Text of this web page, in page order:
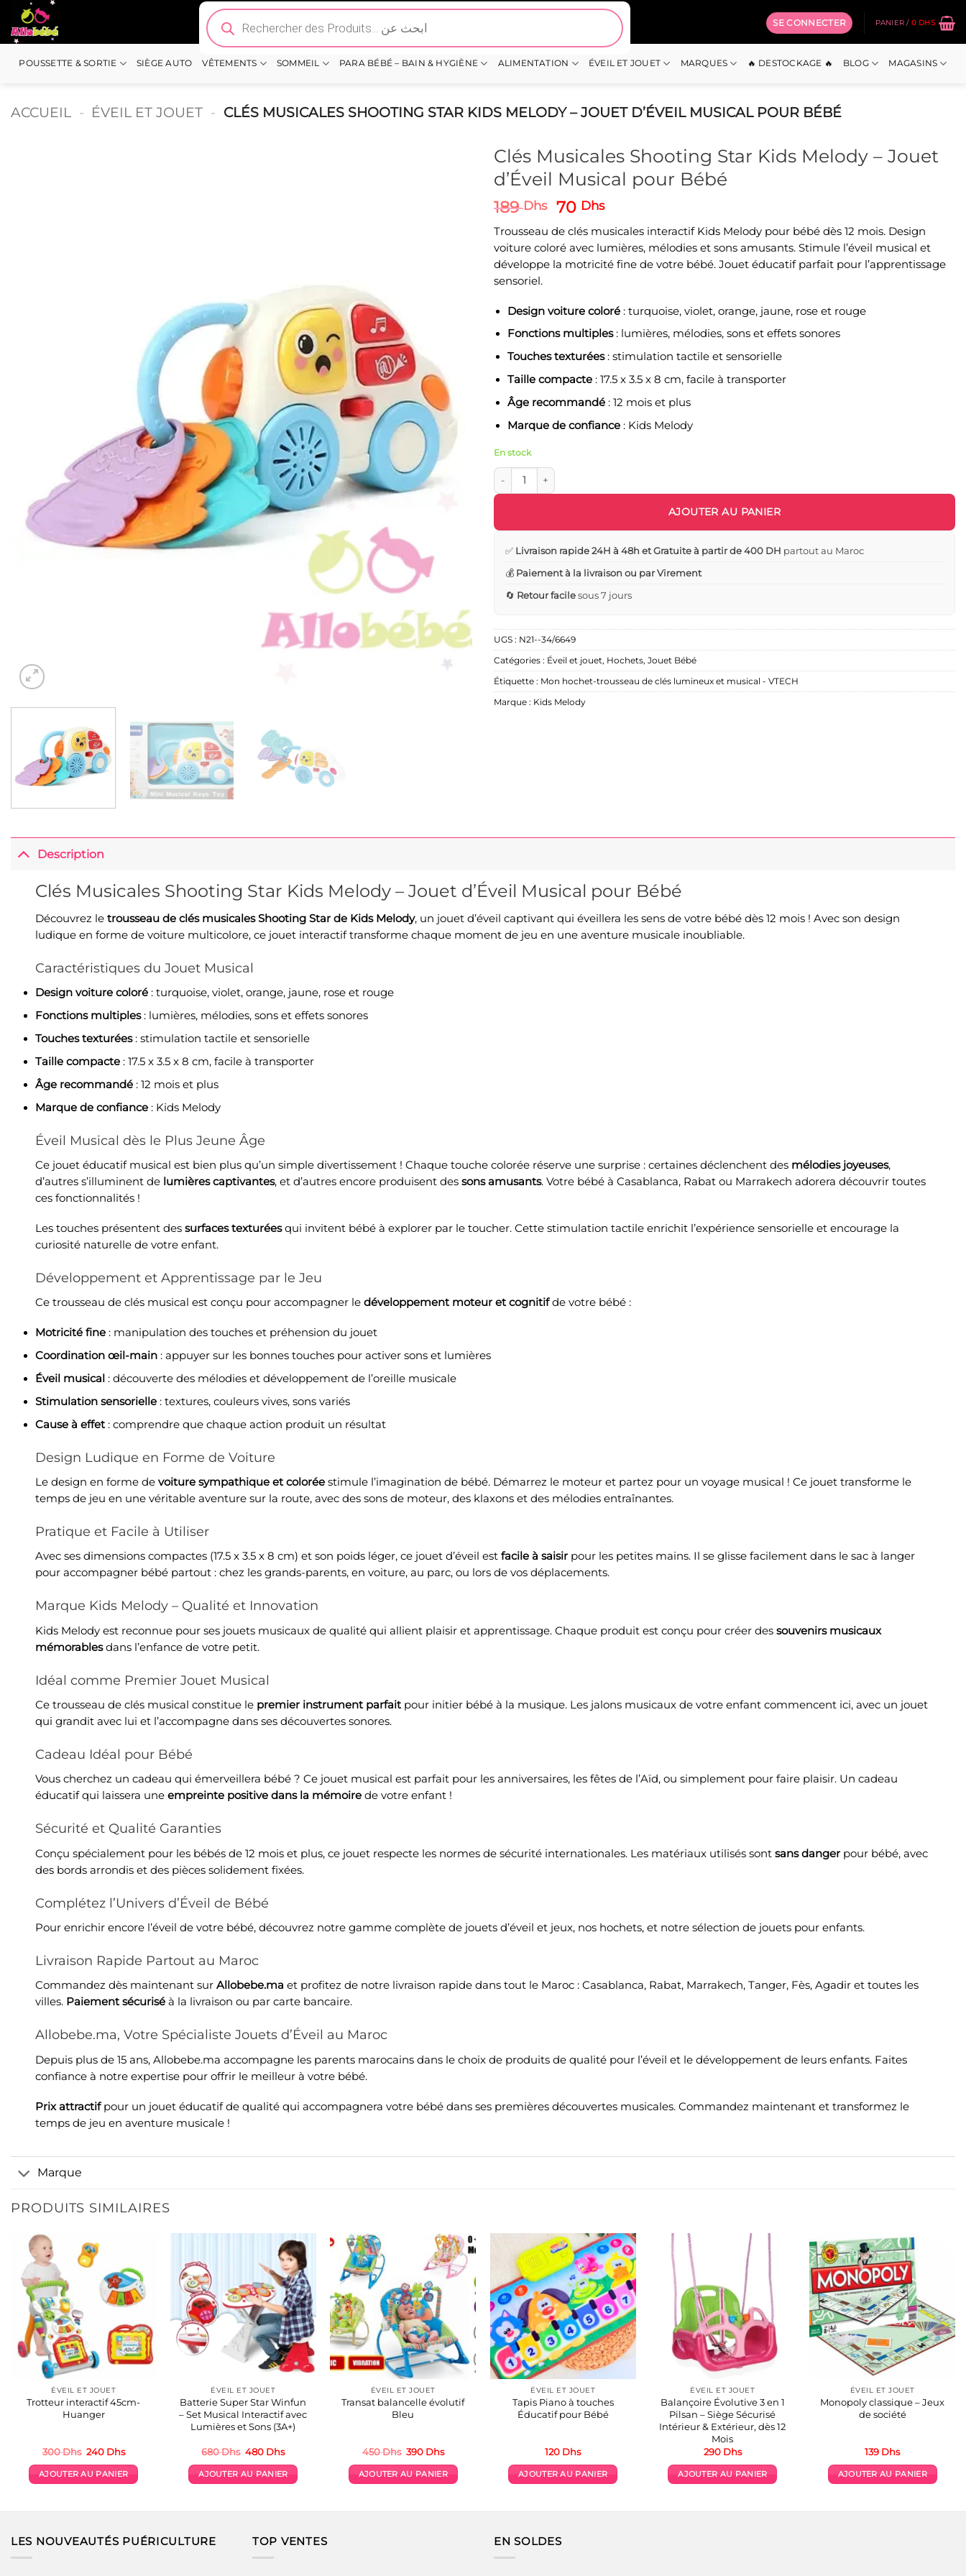
Passer
au
contenu
Recherche
de
produits
SE CONNECTER PANIER / 0 DHS
POUSSETTE & SORTIE SIÈGE AUTO VÊTEMENTS SOMMEIL PARA BÉBÉ – BAIN & HYGIÈNE ALIMENTATION ÉVEIL ET JOUET MARQUES 🔥 DESTOCKAGE 🔥 BLOG MAGASINS
ACCUEIL - ÉVEIL ET JOUET - CLÉS MUSICALES SHOOTING STAR KIDS MELODY – JOUET D’ÉVEIL MUSICAL POUR BÉBÉ
Clés Musicales Shooting Star Kids Melody – Jouet
d’Éveil Musical pour Bébé
189Dhs
Le
prix
initial
était :
189 Dhs.
70 DhsLe
prix
actuel
est :
70 Dhs.
Trousseau de clés musicales interactif Kids Melody pour bébé dès 12 mois. Design
voiture coloré avec lumières, mélodies et sons amusants. Stimule l’éveil musical et
développe la motricité fine de votre bébé. Jouet éducatif parfait pour l’apprentissage
sensoriel.
Design voiture coloré : turquoise, violet, orange, jaune, rose et rouge
Fonctions multiples: lumières, mélodies, sons et effets sonores
Touches texturées: stimulation tactile et sensorielle
Taille compacte : 17.5 x 3.5 x 8 cm, facile à transporter
Âge recommandé : 12 mois et plus
Marque de confiance : Kids Melody
En stock
quantité de Clés Musicales Shooting Star Kids Melody - Jouet d'Éveil Musical pour Bébé
AJOUTER AU PANIER
✅ Livraison rapide 24H à 48h et Gratuite à partir de 400 DH partout au Maroc
💰 Paiement à la livraison ou par Virement
🔄 Retour facilesous 7 jours
UGS : N21--34/6649
Catégories : Éveil et jouet, Hochets, Jouet Bébé
Étiquette : Mon hochet-trousseau de clés lumineux et musical - VTECH
Marque : Kids Melody
Description
Clés Musicales Shooting Star Kids Melody – Jouet d’Éveil Musical pour Bébé
Découvrez le trousseau de clés musicales Shooting Star de Kids Melody, un jouet d’éveil captivant qui éveillera les sens de votre bébé dès 12 mois ! Avec son design
ludique en forme de voiture multicolore, ce jouet interactif transforme chaque moment de jeu en une aventure musicale inoubliable.
Caractéristiques du Jouet Musical
Design voiture coloré: turquoise, violet, orange, jaune, rose et rouge
Fonctions multiples: lumières, mélodies, sons et effets sonores
Touches texturées: stimulation tactile et sensorielle
Taille compacte: 17.5 x 3.5 x 8 cm, facile à transporter
Âge recommandé: 12 mois et plus
Marque de confiance: Kids Melody
Éveil Musical dès le Plus Jeune Âge
Ce jouet éducatif musical est bien plus qu’un simple divertissement ! Chaque touche colorée réserve une surprise : certaines déclenchent des mélodies joyeuses,
d’autres s’illuminent de lumières captivantes, et d’autres encore produisent des sons amusants. Votre bébé à Casablanca, Rabat ou Marrakech adorera découvrir toutes
ces fonctionnalités !
Les touches présentent des surfaces texturéesqui invitent bébé à explorer par le toucher. Cette stimulation tactile enrichit l’expérience sensorielle et encourage la
curiosité naturelle de votre enfant.
Développement et Apprentissage par le Jeu
Ce trousseau de clés musical est conçu pour accompagner le développement moteur et cognitifde votre bébé :
Motricité fine: manipulation des touches et préhension du jouet
Coordination œil-main: appuyer sur les bonnes touches pour activer sons et lumières
Éveil musical : découverte des mélodies et développement de l’oreille musicale
Stimulation sensorielle: textures, couleurs vives, sons variés
Cause à effet: comprendre que chaque action produit un résultat
Design Ludique en Forme de Voiture
Le design en forme de voiture sympathique et coloréestimule l’imagination de bébé. Démarrez le moteur et partez pour un voyage musical ! Ce jouet transforme le
temps de jeu en une véritable aventure sur la route, avec des sons de moteur, des klaxons et des mélodies entraînantes.
Pratique et Facile à Utiliser
Avec ses dimensions compactes (17.5 x 3.5 x 8 cm) et son poids léger, ce jouet d’éveil est facile à saisirpour les petites mains. Il se glisse facilement dans le sac à langer
pour accompagner bébé partout : chez les grands-parents, en voiture, au parc, ou lors de vos déplacements.
Marque Kids Melody – Qualité et Innovation
Kids Melodyest reconnue pour ses jouets musicaux de qualité qui allient plaisir et apprentissage. Chaque produit est conçu pour créer des souvenirs musicaux
mémorablesdans l’enfance de votre petit.
Idéal comme Premier Jouet Musical
Ce trousseau de clés musical constitue le premier instrument parfaitpour initier bébé à la musique. Les jalons musicaux de votre enfant commencent ici, avec un jouet
qui grandit avec lui et l’accompagne dans ses découvertes sonores.
Cadeau Idéal pour Bébé
Vous cherchez un cadeau qui émerveillera bébé ? Ce jouet musical est parfait pour les anniversaires, les fêtes de l’Aïd, ou simplement pour faire plaisir. Un cadeau
éducatif qui laissera une empreinte positive dans la mémoirede votre enfant !
Sécurité et Qualité Garanties
Conçu spécialement pour les bébés de 12 mois et plus, ce jouet respecte les normes de sécurité internationales. Les matériaux utilisés sont sans dangerpour bébé, avec
des bords arrondis et des pièces solidement fixées.
Complétez l’Univers d’Éveil de Bébé
Pour enrichir encore l’éveil de votre bébé, découvrez notre gamme complète de jouets d’éveil et jeux, nos hochets, et notre sélection de jouets pour enfants.
Livraison Rapide Partout au Maroc
Commandez dès maintenant sur Allobebe.ma et profitez de notre livraison rapide dans tout le Maroc : Casablanca, Rabat, Marrakech, Tanger, Fès, Agadir et toutes les
villes. Paiement sécuriséà la livraison ou par carte bancaire.
Allobebe.ma, Votre Spécialiste Jouets d’Éveil au Maroc
Depuis plus de 15 ans, Allobebe.ma accompagne les parents marocains dans le choix de produits de qualité pour l’éveil et le développement de leurs enfants. Faites
confiance à notre expertise pour offrir le meilleur à votre bébé.
Prix attractifpour un jouet éducatif de qualité qui accompagnera votre bébé dans ses premières découvertes musicales. Commandez maintenant et transformez le
temps de jeu en aventure musicale !
Marque
PRODUITS SIMILAIRES
ÉVEIL ET JOUET
Trotteur interactif 45cm-
Huanger
300Dhs Le
initial
était :
240 DhsLe
actuel
est :
AJOUTER AU PANIER
ÉVEIL ET JOUET
Batterie Super Star Winfun
– Set Musical Interactif avec
Lumières et Sons (3A+)
680Dhs Le
initial
était :
480 DhsLe
actuel
est :
AJOUTER AU PANIER
ÉVEIL ET JOUET
Transat balancelle évolutif
Bleu
450Dhs Le
initial
était :
390 DhsLe
actuel
est :
AJOUTER AU PANIER
ÉVEIL ET JOUET
Tapis Piano à touches
Éducatif pour Bébé
120 Dhs
AJOUTER AU PANIER
ÉVEIL ET JOUET
Balançoire Évolutive 3 en 1
Pilsan – Siège Sécurisé
Intérieur & Extérieur, dès 12
Mois
290 Dhs
AJOUTER AU PANIER
ÉVEIL ET JOUET
Monopoly classique – Jeux
de société
139 Dhs
AJOUTER AU PANIER
LES NOUVEAUTÉS PUÉRICULTURE TOP VENTES EN SOLDES